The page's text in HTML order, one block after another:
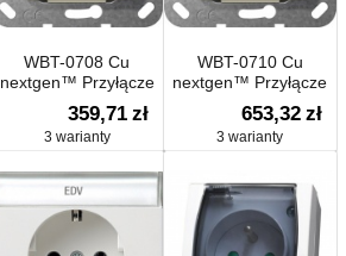
WBT-0708 Cu
nextgen™ Przyłącze
śrubowe Urządzenie
podtynk.
359,71 zł
3 warianty
WBT-0710 Cu
nextgen™ Przyłącze
śrubowe Urządzenie
podtynk.
653,32 zł
3 warianty